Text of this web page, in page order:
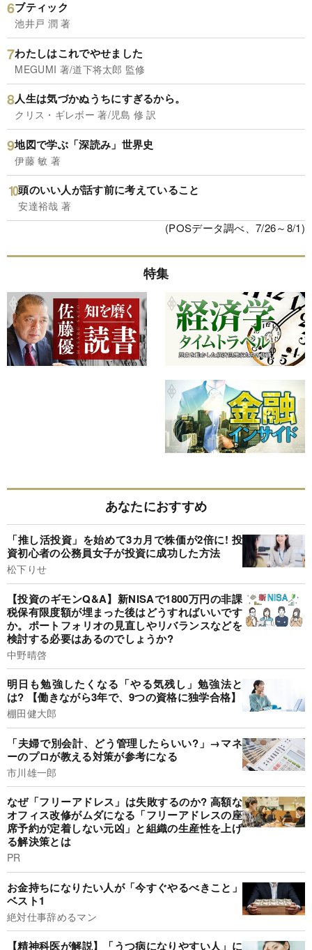
ブティック
池井戸 潤 著
わたしはこれでやせました
MEGUMI 著/道下将太郎 監修
人生は気づかぬうちにすぎるから。
クリス・ギレボー 著/児島 修 訳
地図で学ぶ「深読み」世界史
伊藤 敏 著
頭のいい人が話す前に考えていること
安達裕哉 著
(POSデータ調べ、7/26～8/1)
特集
あなたにおすすめ
「推し活投資」を始めて3カ月で株価が2倍に! 投
資初心者の公務員女子が投資に成功した方法
松下りせ
【投資のギモンQ&A】新NISAで1800万円の非課
税保有限度額が埋まった後はどうすればいいです
か。ポートフォリオの見直しやリバランスなどを
検討する必要はあるのでしょうか?
中野晴啓
明日も勉強したくなる「やる気残し」勉強法と
は? 【働きながら3年で、9つの資格に独学合格】
棚田健大郎
「夫婦で別会計、どう管理したらいい?」→マネ
ーのプロが教える対策が参考になる
市川雄一郎
なぜ「フリーアドレス」は失敗するのか? 高額な
オフィス改修がムダになる「フリーアドレスの座
席予約が定着しない元凶」と組織の生産性を上げ
る解決策とは
PR
お金持ちになりたい人が「今すぐやるべきこと」
ベスト1
絶対仕事辞めるマン
【精神科医が解説】「うつ病になりやすい人」に